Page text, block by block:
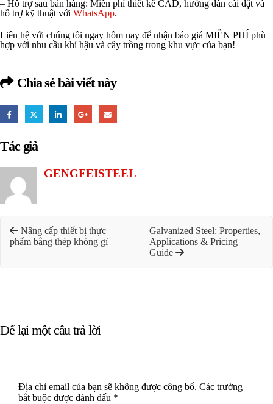
– Hỗ trợ sau bán hàng: Miễn phí thiết kế CAD, hướng dẫn cài đặt và
hỗ trợ kỹ thuật với WhatsApp.
Liên hệ với chúng tôi ngay hôm nay để nhận báo giá MIỄN PHÍ phù
hợp với nhu cầu khí hậu và cây trồng trong khu vực của bạn!
Chia sẻ bài viết này
Tác giả
GENGFEISTEEL
Nâng cấp thiết bị thực
phẩm bằng thép không gỉ
Galvanized Steel: Properties,
Applications & Pricing
Guide
Để lại một câu trả lời
Địa chỉ email của bạn sẽ không được công bố. Các trường
bắt buộc được đánh dấu *